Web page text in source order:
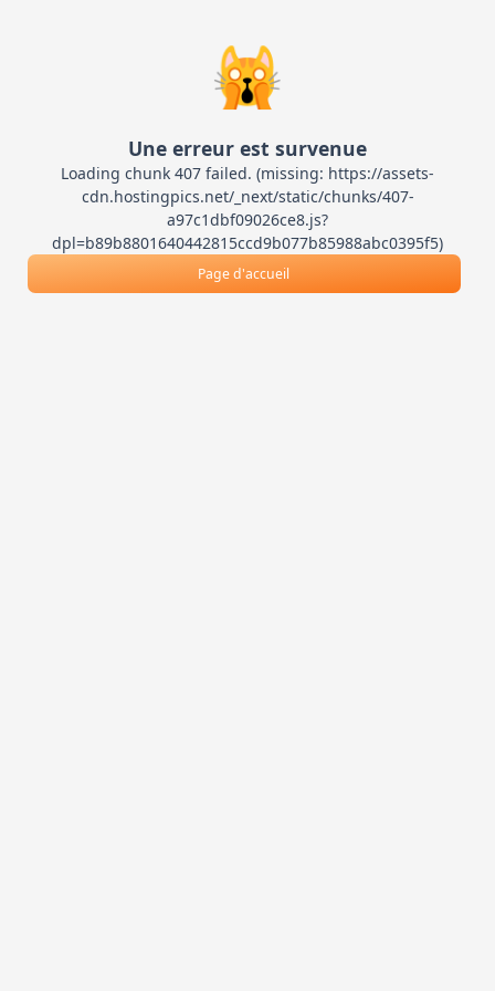
🙀
Une erreur est survenue
Loading chunk 407 failed. (missing: https://assets-
cdn.hostingpics.net/_next/static/chunks/407-
a97c1dbf09026ce8.js?
dpl=b89b8801640442815ccd9b077b85988abc0395f5)
Page d'accueil